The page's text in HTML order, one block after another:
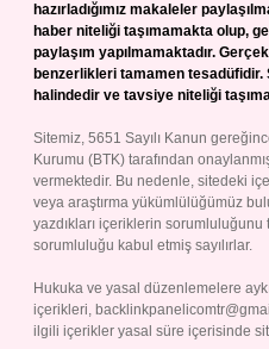
hazırladığımız makaleler
haber niteliği taşımamakta olup,
paylaşım yapılmamaktadır.
benzerlikleri tamamen
halindedir ve tavsiye niteliği
Sitemiz, 5651 Sayılı Kanun
Kurumu (BTK) tarafından
vermektedir. Bu nedenle, sitedeki
veya araştırma yükümlülüğümüz
yazdıkları içeriklerin
sorumluluğu kabul etmiş sayılırlar.
Hukuka ve yasal düzenlemelere
içerikleri,
ilgili içerikler yasal süre içerisinde